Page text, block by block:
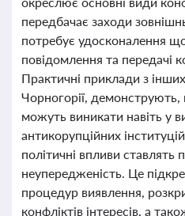
передбачає заходи
потребує удосконалення
повідомлення та передачі
Практичні приклади з
Чорногорії, демонструють,
можуть виникати навіть у
антикорупційних
політичні впливи ставлять
неупередженість. Це
процедур виявлення,
конфліктів інтересів, а